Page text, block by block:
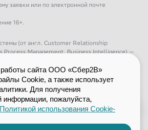
заявки или по электронной почте
16+.
(от англ. Customer Relationship
Process Management, Business Intelligence) —
Resource Planning) — планирование
Learning) — машинное обучение
Yourself) — «сделай это сам», сегмент
товарами для дома, дачи и строительства
framework — каркас, структура) —
сайта ООО «Сбер2В»
Cookie, а также использует
Для получения
информации, пожалуйста,
Политикой использования Cookie-